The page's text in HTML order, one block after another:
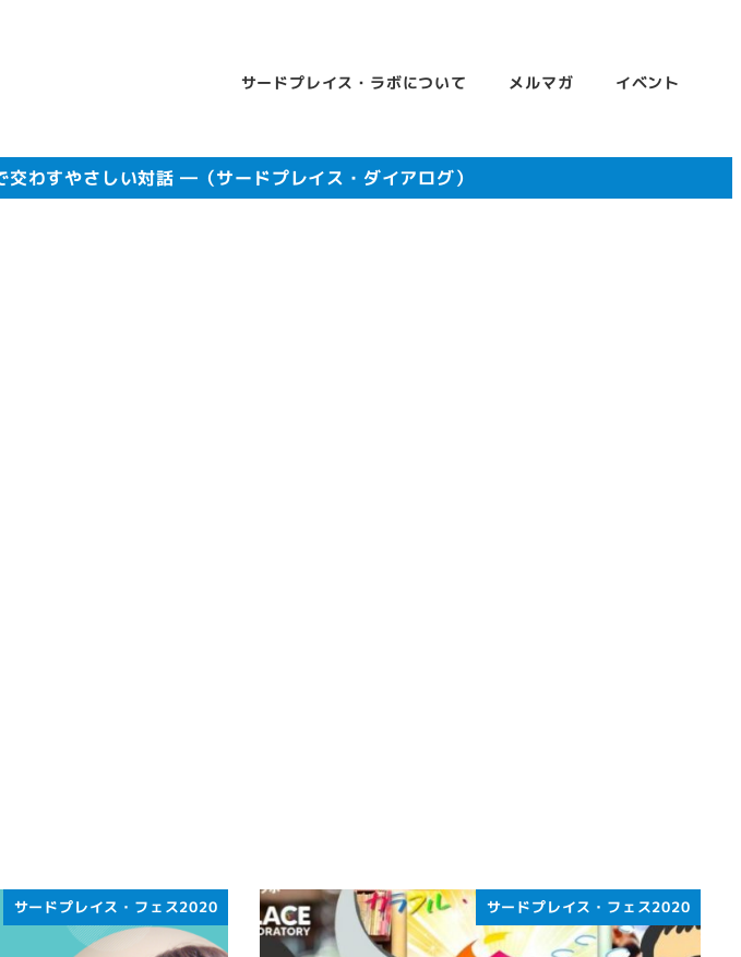
サードプレイス・ラボについて メルマガ イベント
わすやさしい対話 ―（サードプレイス・ダイアログ）
サードプレイス・フェス2020 サードプレイス・フェス2020